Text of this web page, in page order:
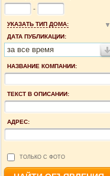
-
УКАЗАТЬ ТИП ДОМА:
ДАТА ПУБЛИКАЦИИ:
за все время
НАЗВАНИЕ КОМПАНИИ:
ТЕКСТ В ОПИСАНИИ:
АДРЕС:
ТОЛЬКО С ФОТО